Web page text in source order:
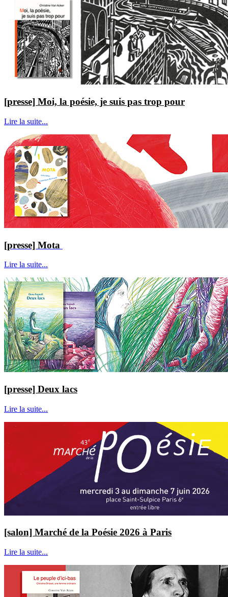
[presse] Moi, la poésie, je suis pas trop pour
Lire la suite...
[presse] Mota
Lire la suite...
[presse] Deux lacs
Lire la suite...
[salon] Marché de la Poésie 2026 à Paris
Lire la suite...